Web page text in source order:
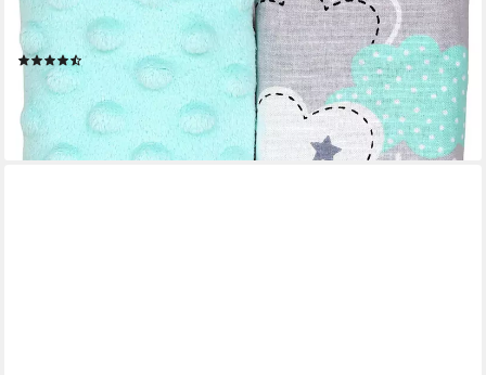
Kopfkissen TupTam Kinder Auto Gurtschutz Gurtschoner 2er
Pack
(3)
9,49 €
lieferbar - in 2-3 Werktagen bei dir